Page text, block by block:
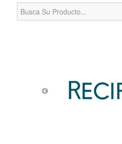
Search
for: